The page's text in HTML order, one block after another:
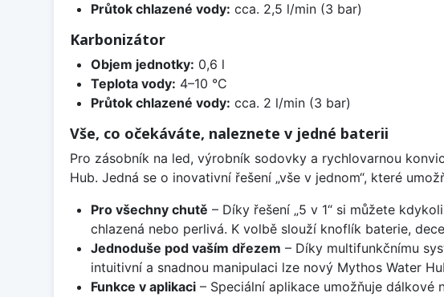
Průtok chlazené vody: cca. 2,5 l/min (3 bar)
Karbonizátor
Objem jednotky: 0,6 l
Teplota vody: 4–10 °C
Průtok chlazené vody: cca. 2 l/min (3 bar)
Vše, co očekáváte, naleznete v jedné baterii
Pro zásobník na led, výrobník sodovky a rychlovarnou
Hub. Jedná se o inovativní řešení „vše v jednom“, které
Pro všechny chutě – Díky řešení „5 v 1“ si můžete
chlazená nebo perlivá. K volbě slouží knoflík baterie,
Jednoduše pod vaším dřezem – Díky multifunkčnímu
intuitivní a snadnou manipulaci lze nový Mythos Water
Funkce v aplikaci– Speciální aplikace umožňuje dálkové